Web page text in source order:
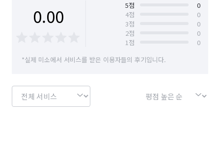
0.00 5점
0
4점
0
3점
0
2점
0
1점
0
*실제 미소에서 서비스를 받은 이용자들의 후기입니다.